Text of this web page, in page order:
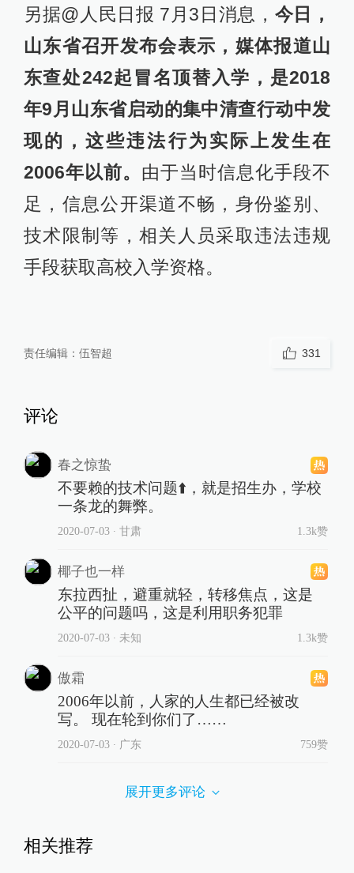
另据@人民日报 7月3日消息， 今日，
山东省召开发布会表示，媒体报道山
东查处242起冒名顶替入学，是2018
年9月山东省启动的集中清查行动中发
现的，这些违法行为实际上发生在
2006年以前。 由于当时信息化手段不
足，信息公开渠道不畅，身份鉴别、
技术限制等，相关人员采取违法违规
手段获取高校入学资格。
责任编辑： 伍智超 331
评论
春之惊蛰
不要赖的技术问题⬆️，就是招生办，学校
一条龙的舞弊。
2020-07-03∙ 甘肃 1.3k赞
椰子也一样
东拉西扯，避重就轻，转移焦点，这是
公平的问题吗，这是利用职务犯罪
2020-07-03∙ 未知 1.3k赞
傲霜
2006年以前，人家的人生都已经被改
写。 现在轮到你们了……
2020-07-03∙ 广东 759赞
展开更多评论
相关推荐